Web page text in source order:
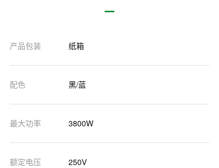
产品包装 纸箱
配色 黑/蓝
最大功率 3800W
额定电压 250V